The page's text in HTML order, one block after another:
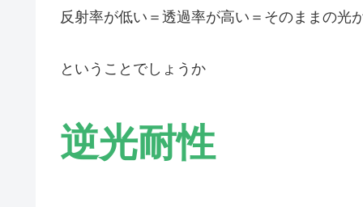
反射率が低い＝透過率が高い＝そのままの光
ということでしょうか
逆光耐性